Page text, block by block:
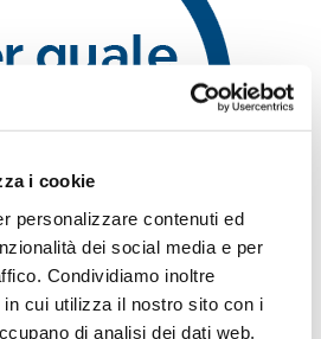
i cookie
personalizzare contenuti ed
dei social media e per
Condividiamo inoltre
cui utilizza il nostro sito con i
di analisi dei dati web,